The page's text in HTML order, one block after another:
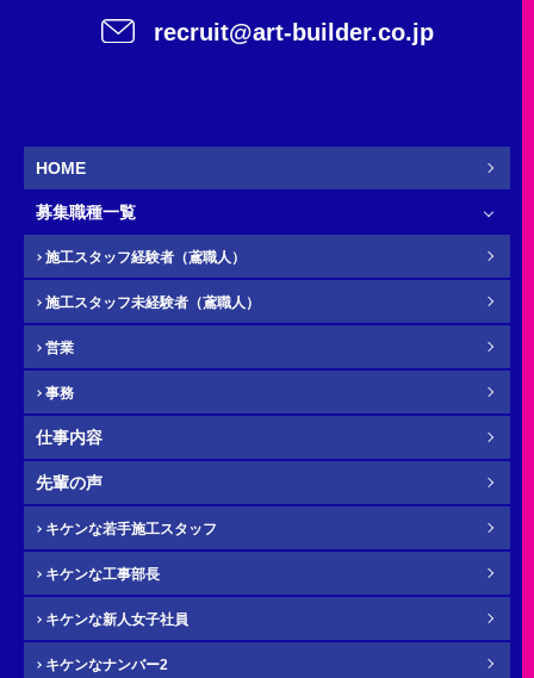
施工スタッフ（鳶職人）
新卒
必須 お名前
ふりがな
必須 電話番号（携帯）
必須 メール
recruit@art-builder.co.jp
HOME
募集職種一覧
施工スタッフ経験者（鳶職人）
施工スタッフ未経験者（鳶職人）
営業
事務
仕事内容
先輩の声
キケンな若手施工スタッフ
キケンな工事部長
キケンな新人女子社員
キケンなナンバー2